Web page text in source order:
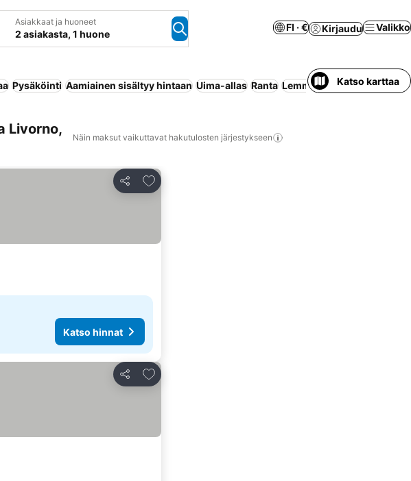
Asiakkaat ja huoneet
2 asiakasta, 1 huone
FI · € Kirjaudu Valikko
Pysäköinti Aamiainen sisältyy hintaan Uima-allas Ranta Lemmikit sallittuKatso karttaa
Livorno,
Näin maksut vaikuttavat hakutulosten järjestykseen
Jaa
Lisää suosikkeihin
Katso hinnat
Jaa
Lisää suosikkeihin